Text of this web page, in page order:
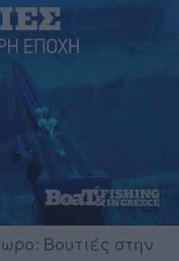
Βουτιές στην